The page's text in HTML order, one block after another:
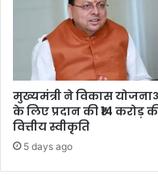
मुख्यमंत्री ने विकास
के लिए प्रदान की ₹14 करोड़
वित्तीय स्वीकृति
5 days ago